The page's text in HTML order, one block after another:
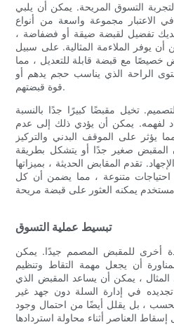
التسوق المريحة. يمكن أن يلبي
الاعتبار مجموعة واسعة من أنواع
لديك تفضيل لقبضة ضيقة أو فضفاضة ،
يوفر الملاءمة المثالية. على سبيل
خصيصًا مع قبضة قابلة للتعديل ، مما
الراحة الذي يناسب حجم يدهم أو
قوة قبضتهم.
تخيل مقبضًا كبيرًا جدًا بالنسبة
لفهمه. يمكن أن يؤدي ذلك إلى عدم
يؤثر على الموقف البدني والتركيز
المقبض صغير جدًا أو يتشكل بطريقة
تقدم المقابض الحديثة ، بميزاتها
احتياجات متنوعة ، مما يضمن أن كل
تبسيط عملية التسوق
أخرى للمقبض المصمم جيدًا. يمكن
أن يجعل مهمة التقاط وتنظيم
، يمكن أن يساعد المقبض الذي
في إدارة السلة دون جهد غير
، بل يقلل أيضًا من احتمال وجود